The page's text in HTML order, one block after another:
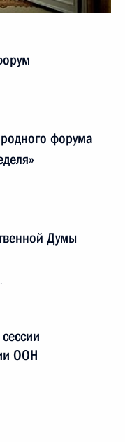
форума
Думы
ООН